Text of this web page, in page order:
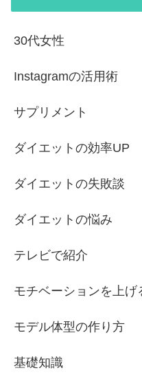
30代女性
Instagramの活用術
サプリメント
ダイエットの効率UP
ダイエットの失敗談
ダイエットの悩み
テレビで紹介
モチベーションを上げ
モデル体型の作り方
基礎知識